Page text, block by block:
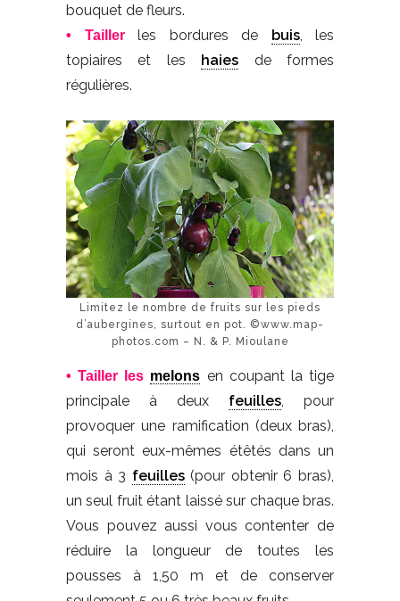
bouquet de fleurs.
• Taillerles bordures de buis, les
topiaires et les haies de formes
régulières.
Limitez le nombre de fruits sur les pieds
d’aubergines, surtout en pot. ©www.map-
photos.com – N. & P. Mioulane
• Tailler les melons en coupant la tige
principale à deux feuilles, pour
provoquer une ramification (deux bras),
qui seront eux-mêmes étêtés dans un
mois à 3 feuilles(pour obtenir 6 bras),
un seul fruit étant laissé sur chaque bras.
Vous pouvez aussi vous contenter de
réduire la longueur de toutes les
pousses à 1,50 m et de conserver